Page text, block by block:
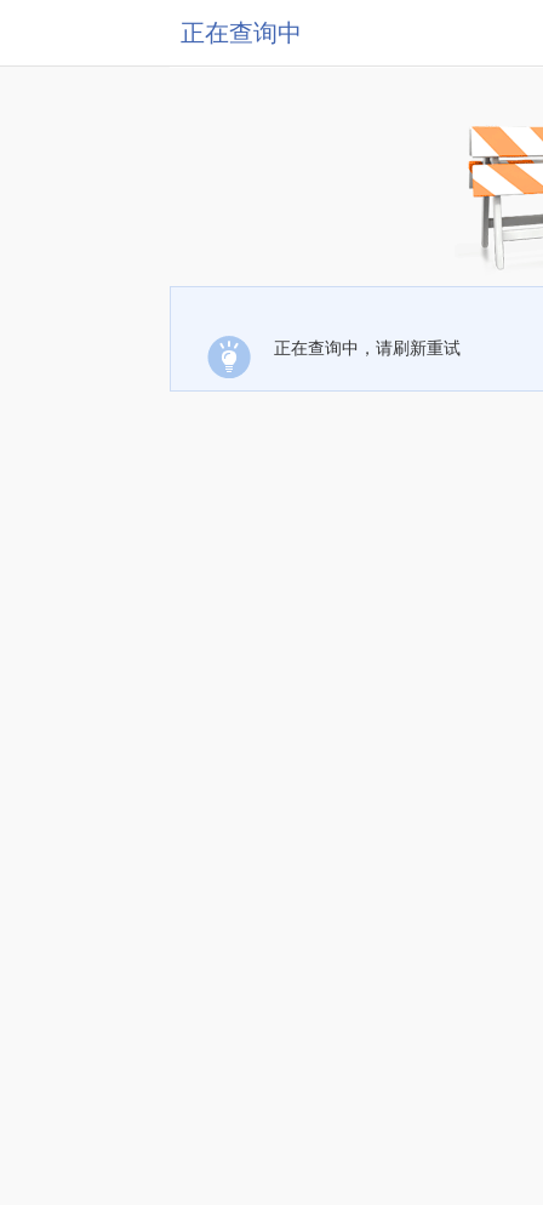
正在查询中
正在查询中，请刷新重试